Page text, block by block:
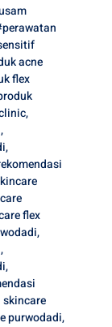
acne
flex
,
,
,
flex
,
,
,
purwodadi,